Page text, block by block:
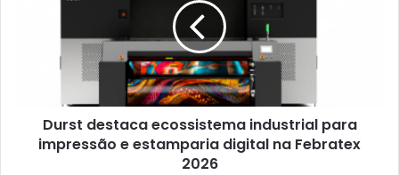
Febratex
Durst destaca ecossistema industrial para
impressão e estamparia digital na Febratex
2026